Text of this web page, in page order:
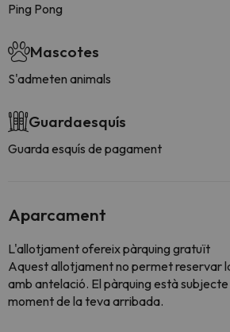
Ping Pong
Mascotes
S'admeten animals
Guardaesquís
Guarda esquís de pagament
Aparcament
L'allotjament ofereix pàrquing gratuït
Aquest allotjament no permet reservar
amb antelació. El pàrquing està
moment de la teva arribada.